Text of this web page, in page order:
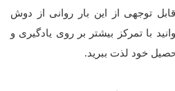
توجهی از این بار روانی از دوش
با تمرکز بیشتر بر روی یادگیری و
خود لذت ببرید.